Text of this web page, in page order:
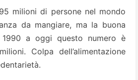
milioni di persone nel mondo
da mangiare, ma la buona
a oggi questo numero è
Colpa dell’alimentazione